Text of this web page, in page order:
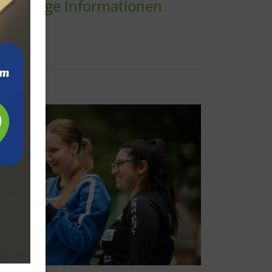
wichtige Informationen
Lengerich 1879 e.V.
Weg 6
Lengerich
0 54 81 / 3 04 98 48
gst@tvlengerich.de